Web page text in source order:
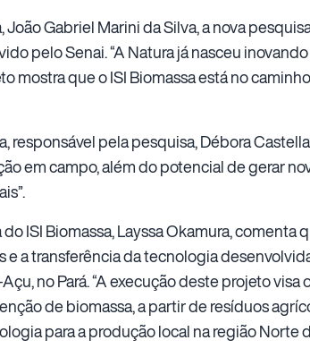
João Gabriel Marini da Silva, a nova
pelo Senai. “A Natura já nasceu
mostra que o ISI Biomassa está no
responsável pela pesquisa, Débora
em campo, além do potencial de gerar
ISI Biomassa, Layssa Okamura, comenta
e a transferência da tecnologia
no Pará. “A execução deste projeto
de biomassa, a partir de resíduos
para a produção local na região Norte